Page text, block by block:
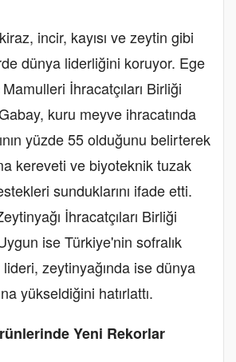
incir, kayısı ve zeytin gibi
dünya liderliğini koruyor. Ege
İhracatçıları Birliği
kuru meyve ihracatında
yüzde 55 olduğunu belirterek
kereveti ve biyoteknik tuzak
sunduklarını ifade etti.
İhracatçıları Birliği
ise Türkiye'nin sofralık
zeytinyağında ise dünya
yükseldiğini hatırlattı.
Yeni Rekorlar